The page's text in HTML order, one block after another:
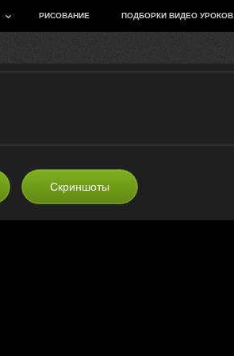
РИСОВАНИЕ ПОДБОРКИ ВИДЕО УРОКОВ
Скриншоты